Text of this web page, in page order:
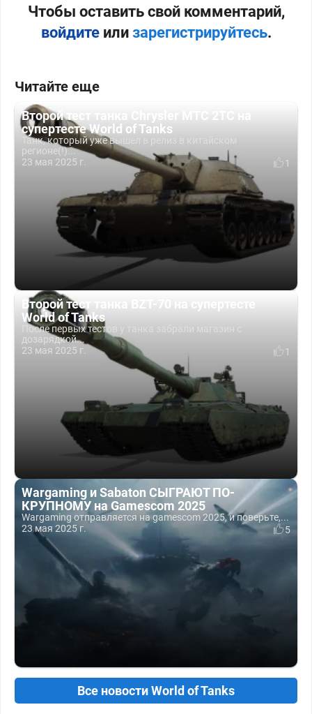
Чтобы оставить свой комментарий,
войдитеили зарегистрируйтесь.
Читайте еще
Второй тест танка Chrysler MTC 2TC на
супертесте World of Tanks
Танк, который уже вышел в релиз в китайском
регионе(!)...
23 мая 2025 г.
1
Второй тест танка BZT-70 на супертесте
World of Tanks
После первых тестов у танка забрали магазин с
дозарядкой...
23 мая 2025 г.
1
Wargaming и Sabaton СЫГРАЮТ ПО-
КРУПНОМУ на Gamescom 2025
Wargaming отправляется на gamescom 2025, и поверьте,...
23 мая 2025 г.
5
Все новости World of Tanks